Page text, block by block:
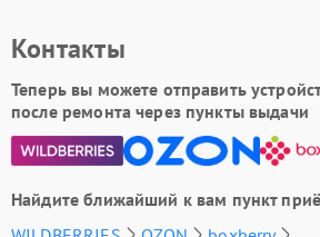
Контакты
Теперь вы можете отправить
после ремонта через пункты выдачи
Найдите ближайший к вам пункт